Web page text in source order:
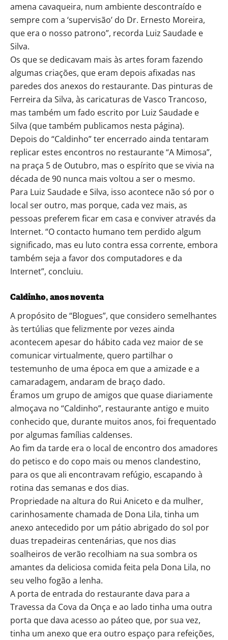
amena cavaqueira, num ambiente descontraído e
sempre com a ‘supervisão’ do Dr. Ernesto Moreira,
que era o nosso patrono”, recorda Luiz Saudade e
Silva.
Os que se dedicavam mais às artes foram fazendo
algumas criações, que eram depois afixadas nas
paredes dos anexos do restaurante. Das pinturas de
Ferreira da Silva, às caricaturas de Vasco Trancoso,
mas também um fado escrito por Luiz Saudade e
Silva (que também publicamos nesta página).
Depois do “Caldinho” ter encerrado ainda tentaram
replicar estes encontros no restaurante “A Mimosa”,
na praça 5 de Outubro, mas o espírito que se vivia na
década de 90 nunca mais voltou a ser o mesmo.
Para Luiz Saudade e Silva, isso acontece não só por o
local ser outro, mas porque, cada vez mais, as
pessoas preferem ficar em casa e conviver através da
Internet. “O contacto humano tem perdido algum
significado, mas eu luto contra essa corrente, embora
também seja a favor dos computadores e da
Internet”, concluiu.
Caldinho, anos noventa
A propósito de “Blogues”, que considero semelhantes
às tertúlias que felizmente por vezes ainda
acontecem apesar do hábito cada vez maior de se
comunicar virtualmente, quero partilhar o
testemunho de uma época em que a amizade e a
camaradagem, andaram de braço dado.
Éramos um grupo de amigos que quase diariamente
almoçava no “Caldinho”, restaurante antigo e muito
conhecido que, durante muitos anos, foi frequentado
por algumas famílias caldenses.
Ao fim da tarde era o local de encontro dos amadores
do petisco e do copo mais ou menos clandestino,
para os que ali encontravam refúgio, escapando à
rotina das semanas e dos dias.
Propriedade na altura do Rui Aniceto e da mulher,
carinhosamente chamada de Dona Lila, tinha um
anexo antecedido por um pátio abrigado do sol por
duas trepadeiras centenárias, que nos dias
soalheiros de verão recolhiam na sua sombra os
amantes da deliciosa comida feita pela Dona Lila, no
seu velho fogão a lenha.
A porta de entrada do restaurante dava para a
Travessa da Cova da Onça e ao lado tinha uma outra
porta que dava acesso ao páteo que, por sua vez,
tinha um anexo que era outro espaço para refeições,